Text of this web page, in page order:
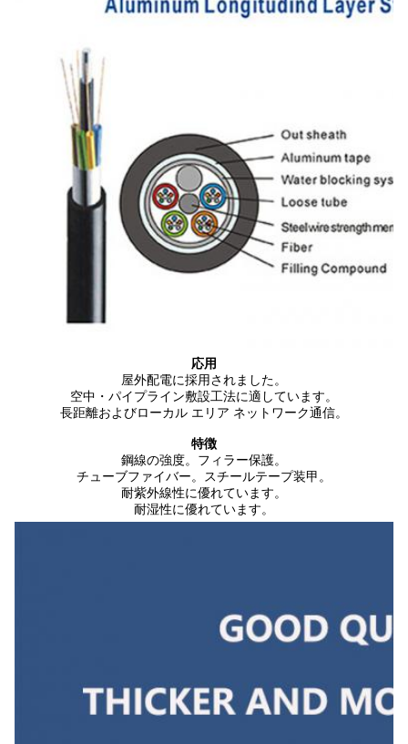
応用
屋外配電に採用されました。
空中・パイプライン敷設工法に適しています。
長距離およびローカル エリア ネットワーク通信。
特徴
鋼線の強度。フィラー保護。
チューブファイバー。スチールテープ装甲。
耐紫外線性に優れています。
耐湿性に優れています。